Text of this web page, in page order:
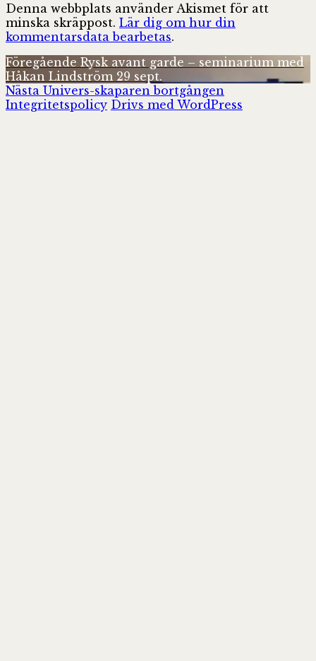
Denna webbplats använder Akismet för att
minska skräppost. Lär dig om hur din
kommentarsdata bearbetas.
Inläggsnavigering
Föregående Föregående
inlägg:
Rysk avant garde – seminarium med
Håkan Lindström 29 sept.
Nästa Nästa
inlägg:
Univers-skaparen bortgången
Integritetspolicy Drivs med WordPress